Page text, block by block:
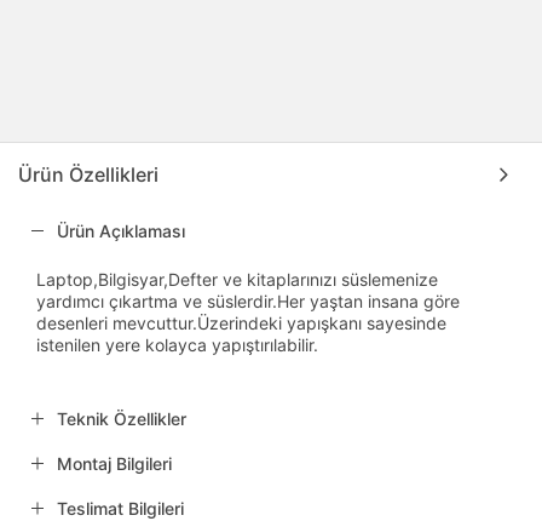
Ürün Özellikleri
Ürün Açıklaması
Laptop,Bilgisyar,Defter ve kitaplarınızı süslemenize
yardımcı çıkartma ve süslerdir.Her yaştan insana göre
desenleri mevcuttur.Üzerindeki yapışkanı sayesinde
istenilen yere kolayca yapıştırılabilir.
Teknik Özellikler
Montaj Bilgileri
Teslimat Bilgileri